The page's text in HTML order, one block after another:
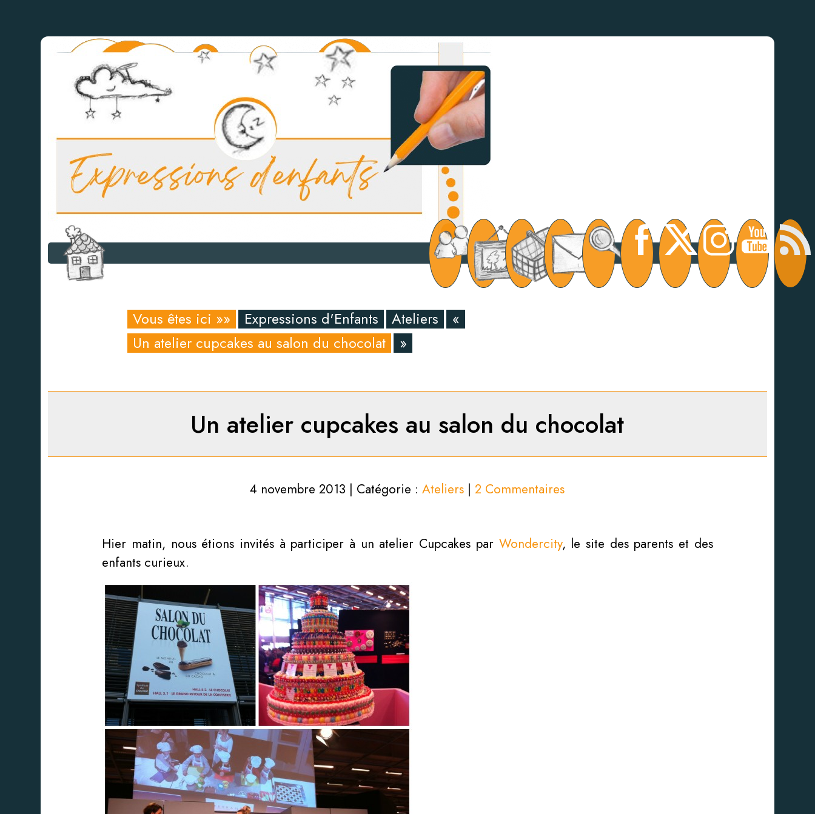
Vous êtes ici »» Expressions d'Enfants Ateliers
«
Un atelier cupcakes au salon du chocolat
»
Un atelier cupcakes au salon du chocolat
4 novembre 2013 | Catégorie :Ateliers |2 Commentaires
Hier matin, nous étions invités à participer à un atelier Cupcakes par Wondercity, le site des parents et des
enfants curieux.